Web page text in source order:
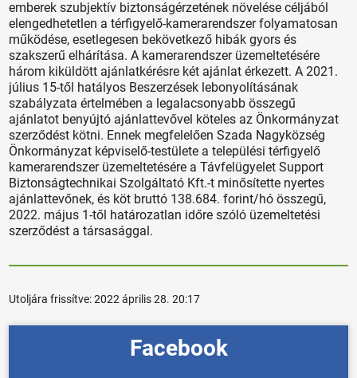
emberek szubjektív biztonságérzetének növelése céljából
elengedhetetlen a térfigyelő-kamerarendszer folyamatosan
működése, esetlegesen bekövetkező hibák gyors és
szakszerű elhárítása. A kamerarendszer üzemeltetésére
három kiküldött ajánlatkérésre két ajánlat érkezett. A 2021.
július 15-től hatályos Beszerzések lebonyolításának
szabályzata értelmében a legalacsonyabb összegű
ajánlatot benyújtó ajánlattevővel köteles az Önkormányzat
szerződést kötni. Ennek megfelelően Szada Nagyközség
Önkormányzat képviselő-testülete a települési térfigyelő
kamerarendszer üzemeltetésére a Távfelügyelet Support
Biztonságtechnikai Szolgáltató Kft.-t minősítette nyertes
ajánlattevőnek, és köt bruttó 138.684. forint/hó összegű,
2022. május 1-től határozatlan időre szóló üzemeltetési
szerződést a társasággal.
Utoljára frissítve:2022 április 28. 20:17
Facebook